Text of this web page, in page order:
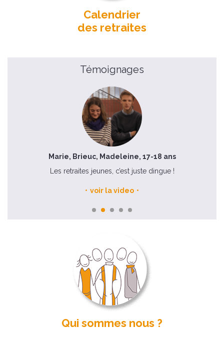
Calendrier
des retraites
Témoignages
Marie, Brieuc, Madeleine, 17-18 ans
Les retraites jeunes, c’est juste dingue !
voir la video
Qui sommes nous ?